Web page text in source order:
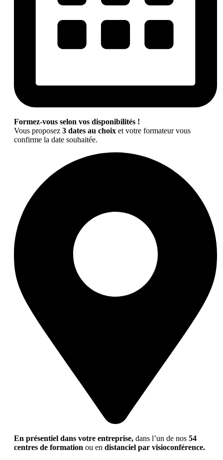
Formez-vous selon vos disponibilités !
Vous proposez 3 dates au choix et votre formateur vous
confirme la date souhaitée.
En présentiel dans votre entreprise, dans l’un de nos 54
centres de formation ou en distanciel par visioconférence.